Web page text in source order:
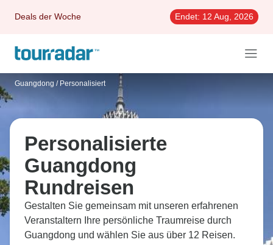
Deals der Woche Endet: 12 Aug, 2026
Guangdong / Personalisiert
Personalisierte
Guangdong
Rundreisen
Gestalten Sie gemeinsam mit unseren erfahrenen
Veranstaltern Ihre persönliche Traumreise durch
Guangdong und wählen Sie aus über 12 Reisen.